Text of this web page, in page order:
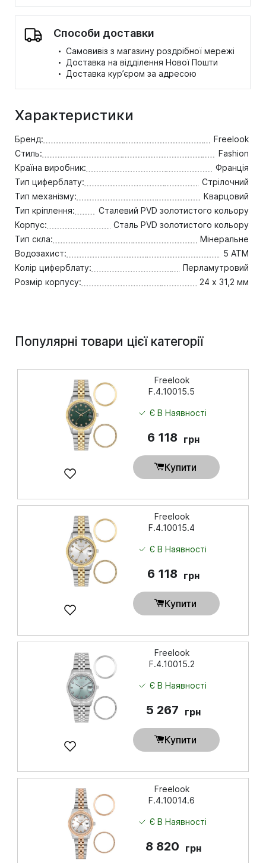
Способи доставки
· Самовивіз з магазину роздрібної мережі
· Доставка на відділення Нової Пошти
· Доставка кур’єром за адресою
Характеристики
Бренд:
Freelook
Стиль:
Fashion
Країна виробник:
Франція
Тип циферблату:
Стрілочний
Тип механізму:
Кварцовий
Тип кріплення:
Сталевий PVD золотистого кольору
Корпус:
Сталь PVD золотистого кольору
Тип скла:
Мінеральне
Водозахист:
5 ATM
Колір циферблату:
Перламутровий
Розмір корпусу:
24 х 31,2 мм
Популярні товари цієї категорії
Freelook
F.4.10015.5
Є В Наявності
6 118 грн
Купити
Freelook
F.4.10015.4
Є В Наявності
6 118 грн
Купити
Freelook
F.4.10015.2
Є В Наявності
5 267 грн
Купити
Freelook
F.4.10014.6
Є В Наявності
8 820 грн